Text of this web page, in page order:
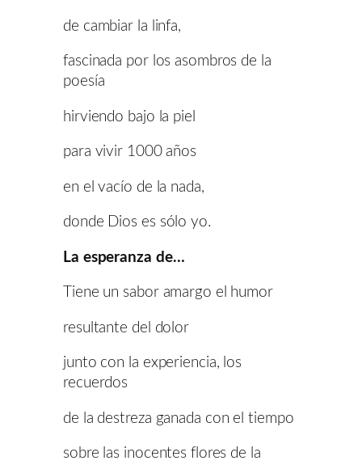
de cambiar la linfa,
fascinada por los asombros de la
poesía
hirviendo bajo la piel
para vivir 1000 años
en el vacío de la nada,
donde Dios es sólo yo.
La esperanza de…
Tiene un sabor amargo el humor
resultante del dolor
junto con la experiencia, los
recuerdos
de la destreza ganada con el tiempo
sobre las inocentes flores de la